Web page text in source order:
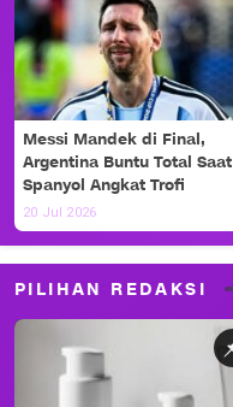
Messi Mandek di Final,
Argentina Buntu Total Saat
Spanyol Angkat Trofi
20 Jul 2026
PILIHAN REDAKSI